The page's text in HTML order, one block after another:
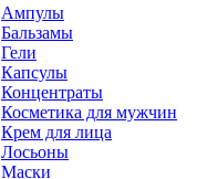
Ампулы
Бальзамы
Гели
Капсулы
Концентраты
Косметика для мужчин
Крем для лица
Лосьоны
Маски